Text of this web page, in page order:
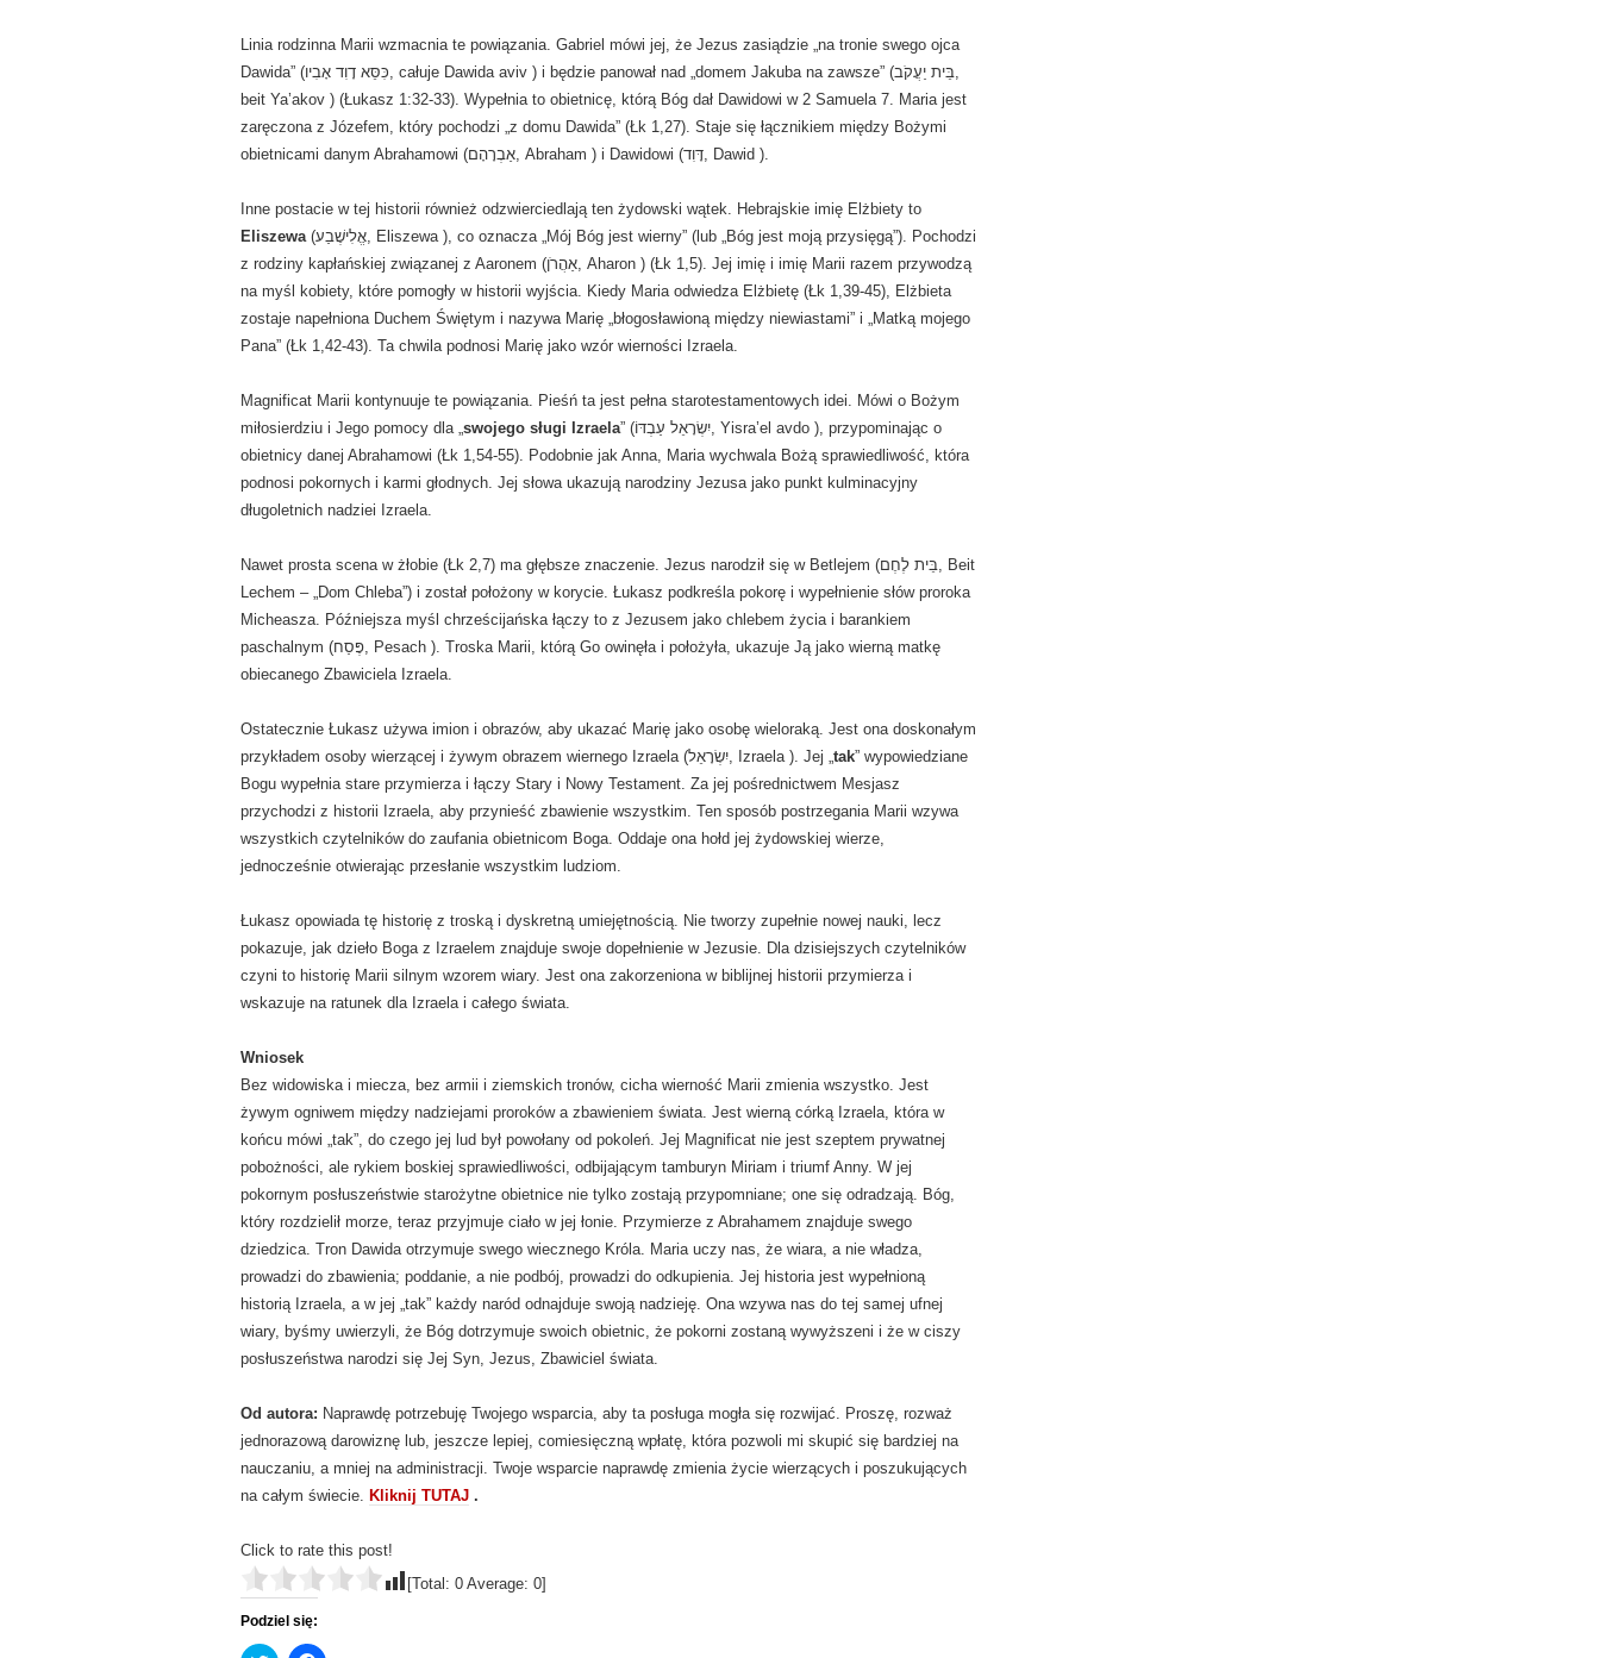
Linia rodzinna Marii wzmacnia te powiązania. Gabriel mówi jej, że Jezus zasiądzie „na tronie swego ojca
Dawida” (כִּסֵּא דָוִד אָבִיו, całuje Dawida aviv ) i będzie panował nad „domem Jakuba na zawsze” (בֵּית יַעֲקֹב,
beit Ya’akov ) (Łukasz 1:32-33). Wypełnia to obietnicę, którą Bóg dał Dawidowi w 2 Samuela 7. Maria jest
zaręczona z Józefem, który pochodzi „z domu Dawida” (Łk 1,27). Staje się łącznikiem między Bożymi
obietnicami danym Abrahamowi (אַבְרָהָם, Abraham ) i Dawidowi (דָּוִד, Dawid ).
Inne postacie w tej historii również odzwierciedlają ten żydowski wątek. Hebrajskie imię Elżbiety to
Eliszewa(אֱלִישֶׁבַע, Eliszewa ), co oznacza „Mój Bóg jest wierny” (lub „Bóg jest moją przysięgą”). Pochodzi
z rodziny kapłańskiej związanej z Aaronem (אַהֲרֹן, Aharon ) (Łk 1,5). Jej imię i imię Marii razem przywodzą
na myśl kobiety, które pomogły w historii wyjścia. Kiedy Maria odwiedza Elżbietę (Łk 1,39-45), Elżbieta
zostaje napełniona Duchem Świętym i nazywa Marię „błogosławioną między niewiastami” i „Matką mojego
Pana” (Łk 1,42-43). Ta chwila podnosi Marię jako wzór wierności Izraela.
Magnificat Marii kontynuuje te powiązania. Pieśń ta jest pełna starotestamentowych idei. Mówi o Bożym
miłosierdziu i Jego pomocy dla „swojego sługi Izraela” (יִשְׂרָאֵל עַבְדּוֹ, Yisra’el avdo ), przypominając o
obietnicy danej Abrahamowi (Łk 1,54-55). Podobnie jak Anna, Maria wychwala Bożą sprawiedliwość, która
podnosi pokornych i karmi głodnych. Jej słowa ukazują narodziny Jezusa jako punkt kulminacyjny
długoletnich nadziei Izraela.
Nawet prosta scena w żłobie (Łk 2,7) ma głębsze znaczenie. Jezus narodził się w Betlejem (בֵּית לֶחֶם, Beit
Lechem – „Dom Chleba”) i został położony w korycie. Łukasz podkreśla pokorę i wypełnienie słów proroka
Micheasza. Późniejsza myśl chrześcijańska łączy to z Jezusem jako chlebem życia i barankiem
paschalnym (פֶּסַח, Pesach ). Troska Marii, którą Go owinęła i położyła, ukazuje Ją jako wierną matkę
obiecanego Zbawiciela Izraela.
Ostatecznie Łukasz używa imion i obrazów, aby ukazać Marię jako osobę wieloraką. Jest ona doskonałym
przykładem osoby wierzącej i żywym obrazem wiernego Izraela (יִשְׂרָאֵל, Izraela ). Jej „tak” wypowiedziane
Bogu wypełnia stare przymierza i łączy Stary i Nowy Testament. Za jej pośrednictwem Mesjasz
przychodzi z historii Izraela, aby przynieść zbawienie wszystkim. Ten sposób postrzegania Marii wzywa
wszystkich czytelników do zaufania obietnicom Boga. Oddaje ona hołd jej żydowskiej wierze,
jednocześnie otwierając przesłanie wszystkim ludziom.
Łukasz opowiada tę historię z troską i dyskretną umiejętnością. Nie tworzy zupełnie nowej nauki, lecz
pokazuje, jak dzieło Boga z Izraelem znajduje swoje dopełnienie w Jezusie. Dla dzisiejszych czytelników
czyni to historię Marii silnym wzorem wiary. Jest ona zakorzeniona w biblijnej historii przymierza i
wskazuje na ratunek dla Izraela i całego świata.
Wniosek
Bez widowiska i miecza, bez armii i ziemskich tronów, cicha wierność Marii zmienia wszystko. Jest
żywym ogniwem między nadziejami proroków a zbawieniem świata. Jest wierną córką Izraela, która w
końcu mówi „tak”, do czego jej lud był powołany od pokoleń. Jej Magnificat nie jest szeptem prywatnej
pobożności, ale rykiem boskiej sprawiedliwości, odbijającym tamburyn Miriam i triumf Anny. W jej
pokornym posłuszeństwie starożytne obietnice nie tylko zostają przypomniane; one się odradzają. Bóg,
który rozdzielił morze, teraz przyjmuje ciało w jej łonie. Przymierze z Abrahamem znajduje swego
dziedzica. Tron Dawida otrzymuje swego wiecznego Króla. Maria uczy nas, że wiara, a nie władza,
prowadzi do zbawienia; poddanie, a nie podbój, prowadzi do odkupienia. Jej historia jest wypełnioną
historią Izraela, a w jej „tak” każdy naród odnajduje swoją nadzieję. Ona wzywa nas do tej samej ufnej
wiary, byśmy uwierzyli, że Bóg dotrzymuje swoich obietnic, że pokorni zostaną wywyższeni i że w ciszy
posłuszeństwa narodzi się Jej Syn, Jezus, Zbawiciel świata.
Od autora: Naprawdę potrzebuję Twojego wsparcia, aby ta posługa mogła się rozwijać. Proszę, rozważ
jednorazową darowiznę lub, jeszcze lepiej, comiesięczną wpłatę, która pozwoli mi skupić się bardziej na
nauczaniu, a mniej na administracji. Twoje wsparcie naprawdę zmienia życie wierzących i poszukujących
na całym świecie. Kliknij TUTAJ .
Click to rate this post!
[Total: 0 Average: 0]
Podziel się: